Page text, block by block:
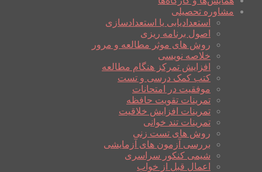
مشاوره تحصیلی
استعدادیابی یا استعدادسازی
اصول برنامه ریزی
روش های موثر مطالعه و مرور
خلاصه نویسی
افزایش تمرکز هنگام مطالعه
کتب کمک درسی و تست
موفقیت در امتحانات
تمرینات تقویت حافظه
تمرینات افزایش خلاقیت
تمرینات تند خوانی
روش های تست زنی
بررسی آزمون های آزمایشی
شیمی کنکور سراسری
اعمال قبل از خواب